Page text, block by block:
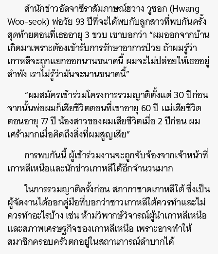
สำนักข่าวอัลจาซีราสัมภาษณ์ฮวาง วูซอก (Hwang
Woo-seok) พ่อวัย 93 ปีที่จะได้พบกับลูกสาวที่พบกันครั้ง
สุดท้ายตอนที่เธออายุ 3 ขวบ เขาบอกว่า “ผมออกจากบ้าน
เกิดมาเพราะต้องเข้ารับการรักษาอาการป่วย ถ้าผมรู้ว่า
เกาหลีจะถูกแยกออกนานขนาดนี้ ผมจะไม่ปล่อยให้เธออยู่
ลำพัง เราไม่รู้ว่ามันจะนานขนาดนี้”
“ผมสมัครเข้าร่วมโครงการรวมญาติตั้งแต่ 30 ปีก่อน
จากนั้นพ่อผมก็เสียชีวิตตอนที่เขาอายุ 60 ปี แม่เสียชีวิต
ตอนอายุ 77 ปี น้องสาวของผมเสียชีวิตเมื่อ 2 ปีก่อน ผม
เศร้ามากเมื่อคิดถึงสิ่งที่ผมสูญเสีย”
การพบกันนี้ ผู้เข้าร่วมงานจะถูกจับจ้องจากเจ้าหน้าที่
เกาหลีเหนือและนักข่าวเกาหลีใต้อีกจำนวนมาก
ในการรวมญาติครั้งก่อน สภากาชาดเกาหลีใต้ ซึ่งเป็น
ผู้จัดงานได้ออกคู่มือที่บอกว่าชาวเกาหลีใต้ควรทำและไม่
ควรทำอะไรบ้าง เช่น ห้ามวิพากษ์วิจารณ์ผู้นำเกาหลีเหนือ
และสภาพเศรษฐกิจของเกาหลีเหนือ เพราะอาจทำให้
สมาชิกครอบครัวตกอยู่ในสถานการณ์ลำบากได้
ค้นหา
SHARE TWEET LINE